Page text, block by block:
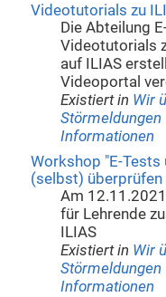
Videotutorials zu
Die Abteilung
Videotutorials
auf ILIAS
Videoportal
Existiert in Wir
Störmeldungen
Informationen
Workshop "E-Tests
(selbst)
Am
für Lehrende
ILIAS
Existiert in Wir
Störmeldungen
Informationen